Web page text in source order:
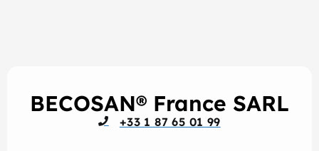
BECOSAN® France SARL
+33 1 87 65 01 99